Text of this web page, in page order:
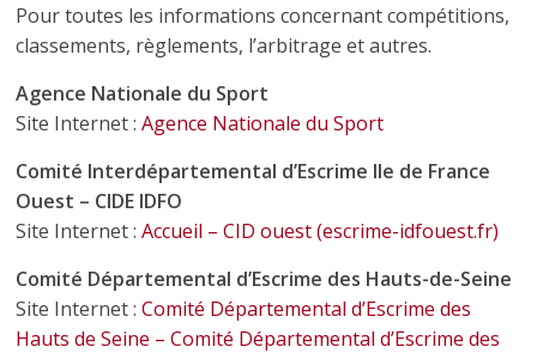
Pour toutes les informations concernant compétitions,
classements, règlements, l’arbitrage et autres.
Agence Nationale du Sport
Site Internet :Agence Nationale du Sport
Comité Interdépartemental d’Escrime Ile de France
Ouest – CIDE IDFO
Site Internet :Accueil – CID ouest (escrime-idfouest.fr)
Comité Départemental d’Escrime des Hauts-de-Seine
Site Internet :Comité Départemental d’Escrime des
Hauts de Seine – Comité Départemental d’Escrime des